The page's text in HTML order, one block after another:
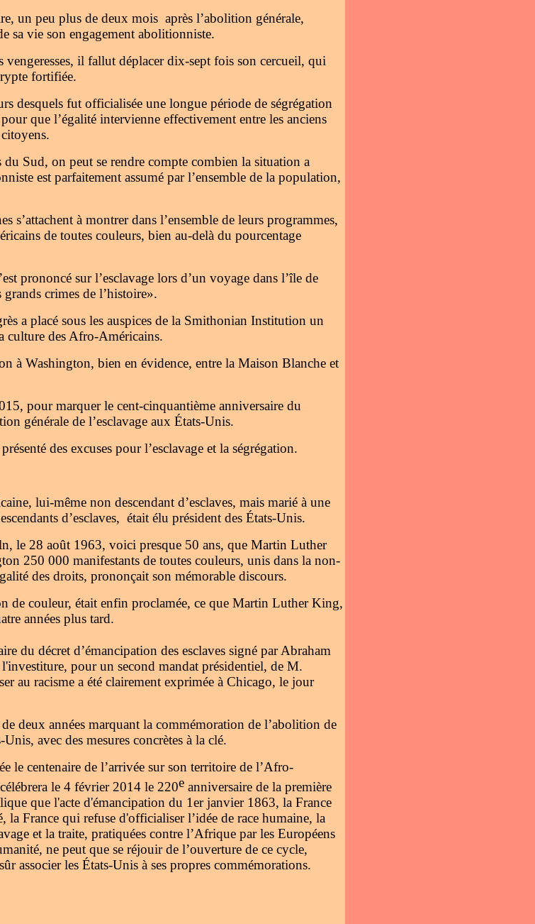
un peu plus de deux mois après l’abolition générale,
sa vie son engagement abolitionniste.
il fallut déplacer dix-sept fois son cercueil, qui
fortifiée.
desquels fut officialisée une longue période de ségrégation
que l’égalité intervienne effectivement entre les anciens
Sud, on peut se rendre compte combien la situation a
est parfaitement assumé par l’ensemble de la population,
s’attachent à montrer dans l’ensemble de leurs programmes,
de toutes couleurs, bien au-delà du pourcentage
prononcé sur l’esclavage lors d’un voyage dans l’île de
crimes de l’histoire».
a placé sous les auspices de la Smithonian Institution un
culture des Afro-Américains.
à Washington, bien en évidence, entre la Maison Blanche et
pour marquer le cent-cinquantième anniversaire du
générale de l’esclavage aux États-Unis.
des excuses pour l’esclavage et la ségrégation.
lui-même non descendant d’esclaves, mais marié à une
d’esclaves, était élu président des États-Unis.
le 28 août 1963, voici presque 50 ans, que Martin Luther
250 000 manifestants de toutes couleurs, unis dans la non-
des droits, prononçait son mémorable discours.
de couleur, était enfin proclamée, ce que Martin Luther King,
années plus tard.
du décret d’émancipation des esclaves signé par Abraham
pour un second mandat présidentiel, de M.
au racisme a été clairement exprimée à Chicago, le jour
deux années marquant la commémoration de l’abolition de
avec des mesures concrètes à la clé.
le centenaire de l’arrivée sur son territoire de l’Afro-
le 4 février 2014 le 220e anniversaire de la première
que l'acte d'émancipation du 1er janvier 1863, la France
la France qui refuse d'officialiser l’idée de race humaine, la
et la traite, pratiquées contre l’Afrique par les Européens
ne peut que se réjouir de l’ouverture de ce cycle,
associer les États-Unis à ses propres commémorations.